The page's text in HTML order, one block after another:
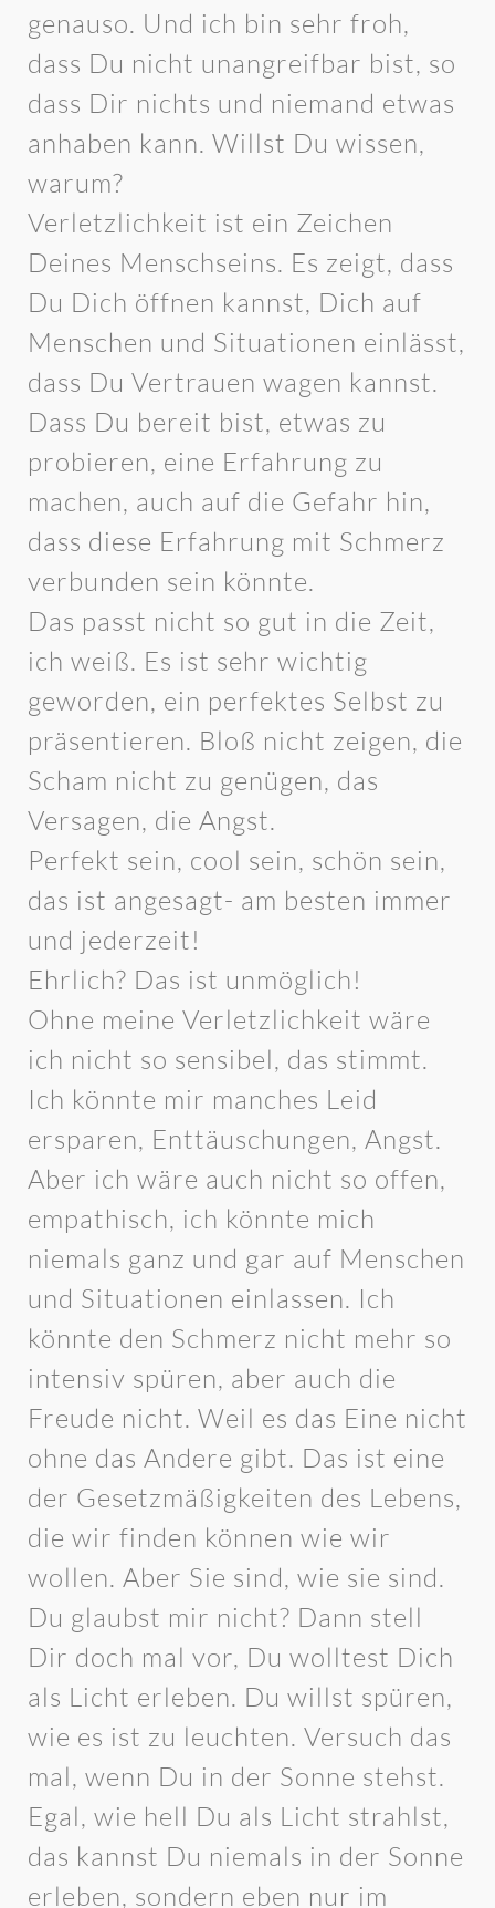
genauso. Und ich bin sehr froh,
dass Du nicht unangreifbar bist, so
dass Dir nichts und niemand etwas
anhaben kann. Willst Du wissen,
warum?
Verletzlichkeit ist ein Zeichen
Deines Menschseins. Es zeigt, dass
Du Dich öffnen kannst, Dich auf
Menschen und Situationen einlässt,
dass Du Vertrauen wagen kannst.
Dass Du bereit bist, etwas zu
probieren, eine Erfahrung zu
machen, auch auf die Gefahr hin,
dass diese Erfahrung mit Schmerz
verbunden sein könnte.
Das passt nicht so gut in die Zeit,
ich weiß. Es ist sehr wichtig
geworden, ein perfektes Selbst zu
präsentieren. Bloß nicht zeigen, die
Scham nicht zu genügen, das
Versagen, die Angst.
Perfekt sein, cool sein, schön sein,
das ist angesagt- am besten immer
und jederzeit!
Ehrlich? Das ist unmöglich!
Ohne meine Verletzlichkeit wäre
ich nicht so sensibel, das stimmt.
Ich könnte mir manches Leid
ersparen, Enttäuschungen, Angst.
Aber ich wäre auch nicht so offen,
empathisch, ich könnte mich
niemals ganz und gar auf Menschen
und Situationen einlassen. Ich
könnte den Schmerz nicht mehr so
intensiv spüren, aber auch die
Freude nicht. Weil es das Eine nicht
ohne das Andere gibt. Das ist eine
der Gesetzmäßigkeiten des Lebens,
die wir finden können wie wir
wollen. Aber Sie sind, wie sie sind.
Du glaubst mir nicht? Dann stell
Dir doch mal vor, Du wolltest Dich
als Licht erleben. Du willst spüren,
wie es ist zu leuchten. Versuch das
mal, wenn Du in der Sonne stehst.
Egal, wie hell Du als Licht strahlst,
das kannst Du niemals in der Sonne
erleben, sondern eben nur im